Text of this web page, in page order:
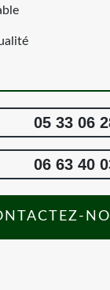
05 33 06
06 63 40